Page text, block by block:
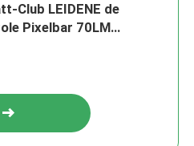
Club LEIDENE de
Pixelbar 70LM